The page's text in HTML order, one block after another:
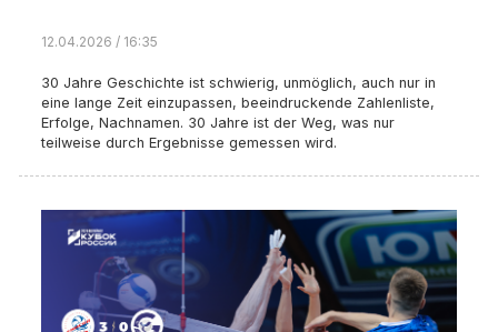
12.04.2026 / 16:35
30 Jahre Geschichte ist schwierig, unmöglich, auch nur in
eine lange Zeit einzupassen, beeindruckende Zahlenliste,
Erfolge, Nachnamen. 30 Jahre ist der Weg, was nur
teilweise durch Ergebnisse gemessen wird.